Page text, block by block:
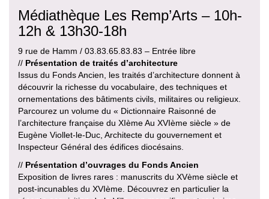
Médiathèque Les Remp’Arts – 10h-
12h & 13h30-18h
9 rue de Hamm / 03.83.65.83.83 – Entrée libre
// Présentation de traités d’architecture
Issus du Fonds Ancien, les traités d’architecture donnent à
découvrir la richesse du vocabulaire, des techniques et
ornementations des bâtiments civils, militaires ou religieux.
Parcourez un volume du « Dictionnaire Raisonné de
l’architecture française du XIème Au XVIème siècle » de
Eugène Viollet-le-Duc, Architecte du gouvernement et
Inspecteur Général des édifices diocésains.
// Présentation d’ouvrages du Fonds Ancien
Exposition de livres rares : manuscrits du XVème siècle et
post-incunables du XVIème. Découvrez en particulier la